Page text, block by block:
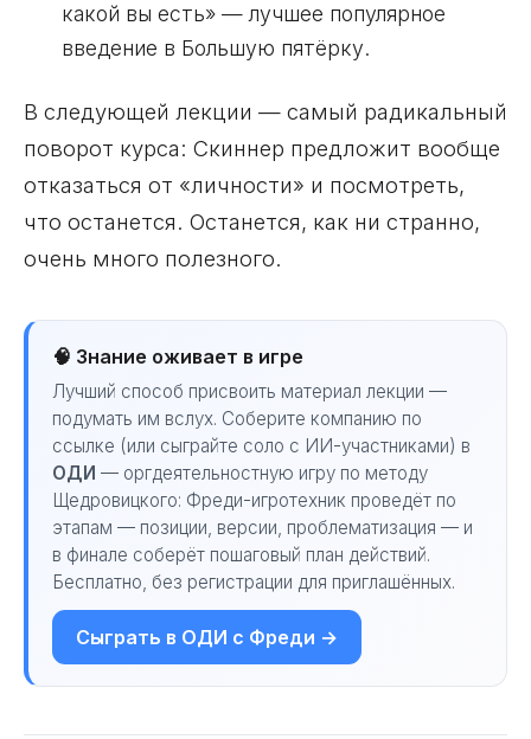
какой вы есть» — лучшее популярное
введение в Большую пятёрку.
В следующей лекции — самый радикальный
поворот курса: Скиннер предложит вообще
отказаться от «личности» и посмотреть,
что останется. Останется, как ни странно,
очень много полезного.
🧠 Знание оживает в игре
Лучший способ присвоить материал лекции —
подумать им вслух. Соберите компанию по
ссылке (или сыграйте соло с ИИ-участниками) в
ОДИ — оргдеятельностную игру по методу
Щедровицкого: Фреди-игротехник проведёт по
этапам — позиции, версии, проблематизация — и
в финале соберёт пошаговый план действий.
Бесплатно, без регистрации для приглашённых.
Сыграть в ОДИ с Фреди →